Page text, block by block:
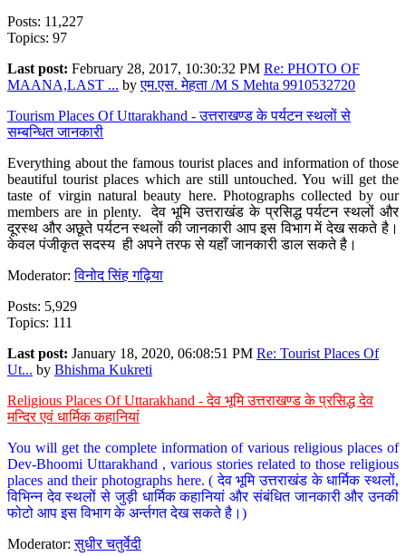
Posts: 11,227
Topics: 97
Last post: February 28, 2017, 10:30:32 PM Re: PHOTO OF
MAANA,LAST ... byएम.एस. मेहता /M S Mehta 9910532720
Tourism Places Of Uttarakhand - उत्तराखण्ड के पर्यटन स्थलों से
सम्बन्धित जानकारी
Everything about the famous tourist places and information of those
beautiful tourist places which are still untouched. You will get the
taste of virgin natural beauty here. Photographs collected by our
members are in plenty. देव भूमि उत्तराखंड के प्रसिद्ध पर्यटन स्थलों और
दूरस्थ और अछूते पर्यटन स्थलों की जानकारी आप इस विभाग में देख सकते है।
केवल पंजीकृत सदस्य ही अपने तरफ से यहाँ जानकारी डाल सकते है।
Moderator:विनोद सिंह गढ़िया
Posts: 5,929
Topics: 111
Last post: January 18, 2020, 06:08:51 PM Re: Tourist Places Of
Ut... by Bhishma Kukreti
Religious Places Of Uttarakhand - देव भूमि उत्तराखण्ड के प्रसिद्ध देव
मन्दिर एवं धार्मिक कहानियां
You will get the complete information of various religious places of
Dev-Bhoomi Uttarakhand , various stories related to those religious
places and their photographs here. ( देव भूमि उत्तराखंड के धार्मिक स्थलों,
विभिन्न देव स्थलों से जुड़ी धार्मिक कहानियां और संबंधित जानकारी और उनकी
फोटो आप इस विभाग के अर्न्तगत देख सकते है।)
Moderator:सुधीर चतुर्वेदी